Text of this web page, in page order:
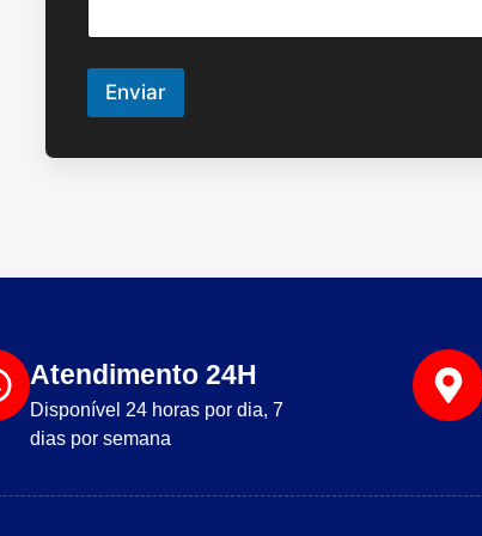
Enviar
Atendimento 24H
Disponível 24 horas por dia, 7
dias por semana